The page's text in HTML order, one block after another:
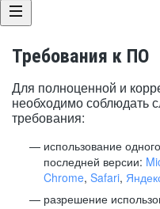
Требования к ПО
Для полноценной и
необходимо соблюдать
требования:
использование
последней версии:
Chrome, Safari,
разрешение